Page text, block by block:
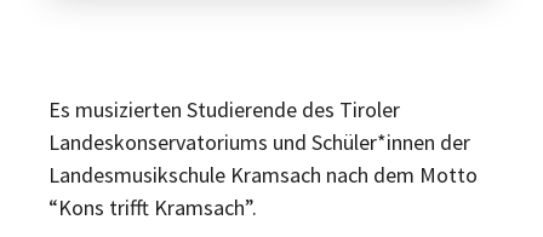
Es musizierten Studierende des Tiroler
Landeskonservatoriums und Schüler*innen der
Landesmusikschule Kramsach nach dem Motto
“Kons trifft Kramsach”.